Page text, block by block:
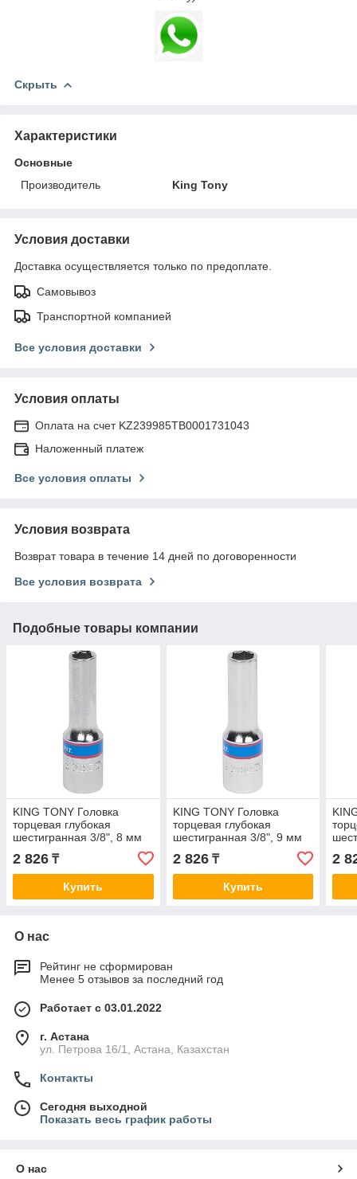
Скрыть
Характеристики
Основные
Производитель
King Tony
Условия доставки
Доставка осуществляется только по предоплате.
Самовывоз
Транспортной компанией
Все условия доставки
Условия оплаты
Оплата на счет KZ239985TB0001731043
Наложенный платеж
Все условия оплаты
Условия возврата
Возврат товара в течение 14 дней по договоренности
Все условия возврата
Подобные товары компании
KING TONY Головка
торцевая глубокая
шестигранная 3/8", 8 мм
2 826 ₸
Купить
KING TONY Головка
торцевая глубокая
шестигранная 3/8", 9 мм
2 826₸
Купить
2
О нас
Рейтинг не сформирован
Менее 5 отзывов за последний год
Работает с 03.01.2022
г. Астана
ул. Петрова 16/1, Астана, Казахстан
Контакты
Сегодня выходной
Показать весь график работы
О нас